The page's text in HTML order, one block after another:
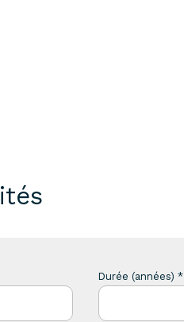
Durée (années) *